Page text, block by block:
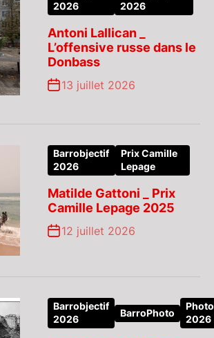
2026
2026
Antoni Lallican _
L’offensive russe dans le
Donbass
13 juillet 2026
Barrobjectif
2026
Prix Camille
Lepage
Matilde Gattoni _ Prix
Camille Lepage 2025
12 juillet 2026
Barrobjectif
2026
BarroPhoto
2026